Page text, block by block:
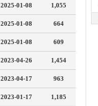
2025-01-08 1,055
2025-01-08 664
2025-01-08 609
2023-04-26 1,454
2023-04-17 963
2023-01-17 1,185